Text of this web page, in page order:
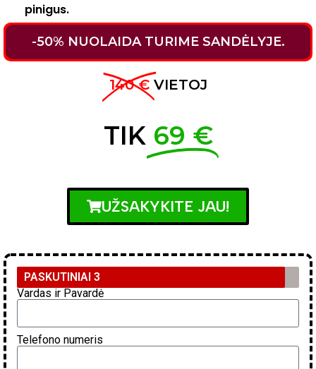
pinigus.
-50% NUOLAIDA TURIME SANDĖLYJE.
140 € VIETOJ
TIK 69 €
UŽSAKYKITE JAU!
PASKUTINIAI 3
Vardas ir Pavardė
Telefono numeris